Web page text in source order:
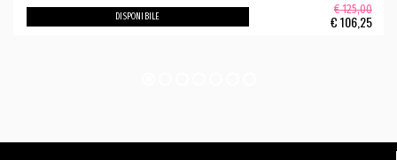
€ 125,00
€106,25
DISPONIBILE